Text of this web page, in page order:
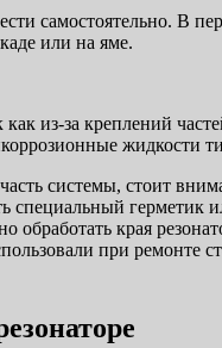
самостоятельно. В
или на яме.
как из-за креплений
жидкости
системы, стоит
специальный
края
при ремонте